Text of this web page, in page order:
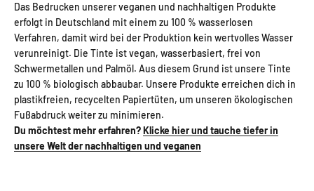
Das Bedrucken unserer veganen und nachhaltigen Produkte
erfolgt in Deutschland mit einem zu 100 % wasserlosen
Verfahren, damit wird bei der Produktion kein wertvolles Wasser
verunreinigt. Die Tinte ist vegan, wasserbasiert, frei von
Schwermetallen und Palmöl. Aus diesem Grund ist unsere Tinte
zu 100 % biologisch abbaubar. Unsere Produkte erreichen dich in
plastikfreien, recycelten Papiertüten, um unseren ökologischen
Fußabdruck weiter zu minimieren.
Du möchtest mehr erfahren?Klicke hier und tauche tiefer in
unsere Welt der nachhaltigen und veganen